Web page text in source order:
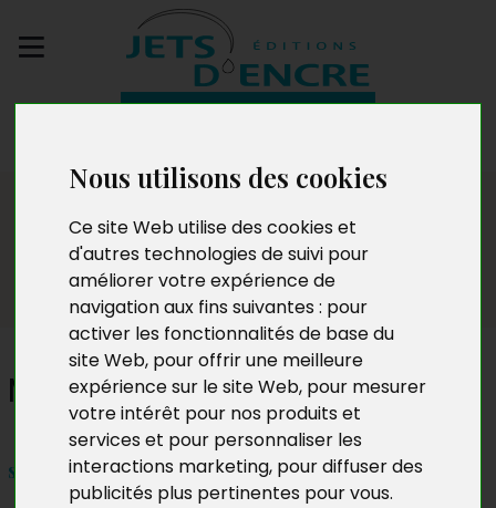
Nous utilisons des cookies
Ce site Web utilise des cookies et
d'autres technologies de suivi pour
améliorer votre expérience de
navigation aux fins suivantes : pour
activer les fonctionnalités de base du
site Web, pour offrir une meilleure
expérience sur le site Web, pour mesurer
votre intérêt pour nos produits et
services et pour personnaliser les
interactions marketing, pour diffuser des
publicités plus pertinentes pour vous.
Salon
Magali Tra
samedi 6 juillet 2019 – 16h à 00h